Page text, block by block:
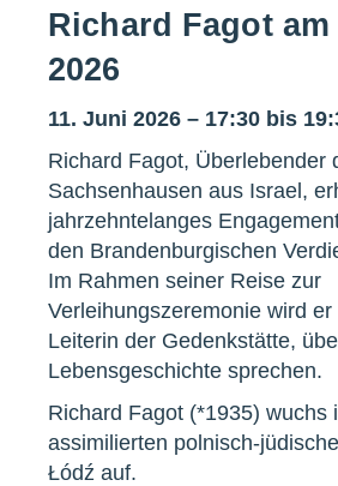
Richard Fagot am
2026
11. Juni 2026 – 17:30 bis
Richard Fagot, Überlebender
Sachsenhausen aus Israel,
jahrzehntelanges
den Brandenburgischen
Im Rahmen seiner Reise zur
Verleihungszeremonie wird er
Leiterin der Gedenkstätte,
Lebensgeschichte sprechen.
Richard Fagot (*1935) wuchs
assimilierten polnisch-
Łódź auf.